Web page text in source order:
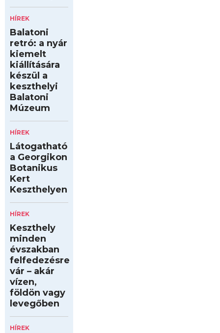
HÍREK
Balatoni
retró: a nyár
kiemelt
kiállítására
készül a
keszthelyi
Balatoni
Múzeum
HÍREK
Látogatható
a Georgikon
Botanikus
Kert
Keszthelyen
HÍREK
Keszthely
minden
évszakban
felfedezésre
vár – akár
vízen,
földön vagy
levegőben
HÍREK